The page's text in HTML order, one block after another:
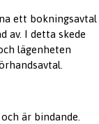
ett bokningsavtal
av. I detta skede
lägenheten
är bindande.